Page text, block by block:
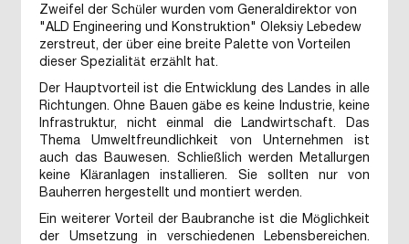
Zweifel der Schüler wurden vom Generaldirektor von
"ALD Engineering und Konstruktion" Oleksiy Lebedew
zerstreut, der über eine breite Palette von Vorteilen
dieser Spezialität erzählt hat.
Der Hauptvorteil ist die Entwicklung des Landes in alle
Richtungen. Ohne Bauen gäbe es keine Industrie, keine
Infrastruktur, nicht einmal die Landwirtschaft. Das
Thema Umweltfreundlichkeit von Unternehmen ist
auch das Bauwesen. Schließlich werden Metallurgen
keine Kläranlagen installieren. Sie sollten nur von
Bauherren hergestellt und montiert werden.
Ein weiterer Vorteil der Baubranche ist die Möglichkeit
der Umsetzung in verschiedenen Lebensbereichen.